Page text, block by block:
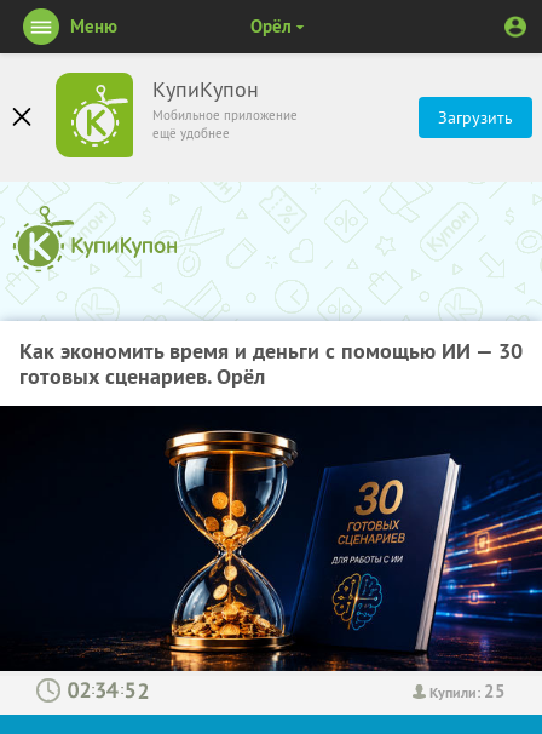
КупиКупон
Мобильное приложение
ещё удобнее
Загрузить
Меню Орёл
Как экономить время и деньги с помощью ИИ — 30
готовых сценариев. Орёл
Купили: 25
: :